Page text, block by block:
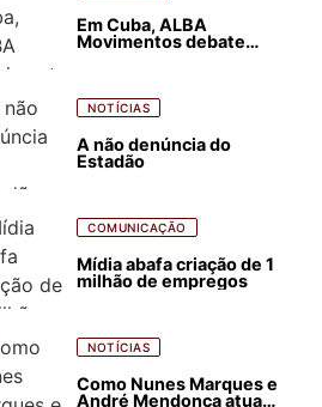
Em Cuba, ALBA
Movimentos debate
NOTÍCIAS
A não denúncia do
Estadão
COMUNICAÇÃO
Mídia abafa criação de 1
milhão de empregos
NOTÍCIAS
Como Nunes Marques e
André Mendonça atuam